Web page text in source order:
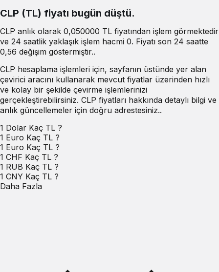
CLP (TL) fiyatı bugün düştü.
CLP anlık olarak 0,050000 TL fiyatından işlem görmektedir
ve 24 saatlik yaklaşık işlem hacmi 0. Fiyatı son 24 saatte
0,56 değişim göstermiştir..
CLP hesaplama işlemleri için, sayfanın üstünde yer alan
çevirici aracını kullanarak mevcut fiyatlar üzerinden hızlı
ve kolay bir şekilde çevirme işlemlerinizi
gerçekleştirebilirsiniz. CLP fiyatları hakkında detaylı bilgi ve
anlık güncellemeler için doğru adrestesiniz..
1 Dolar Kaç TL ?
1 Euro Kaç TL ?
1 Euro Kaç TL ?
1 CHF Kaç TL ?
1 RUB Kaç TL ?
1 CNY Kaç TL ?
Daha Fazla